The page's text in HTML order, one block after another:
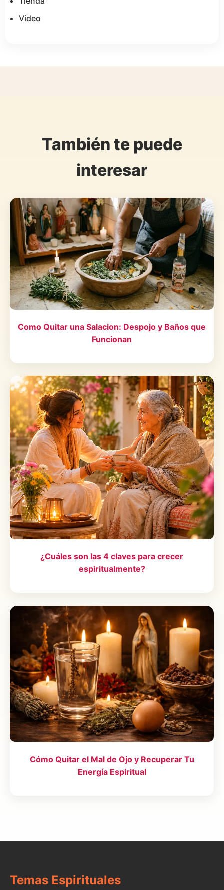
Video
También te puede
interesar
Como Quitar una Salacion: Despojo y Baños que
Funcionan
¿Cuáles son las 4 claves para crecer
espiritualmente?
Cómo Quitar el Mal de Ojo y Recuperar Tu
Energía Espiritual
Temas Espirituales